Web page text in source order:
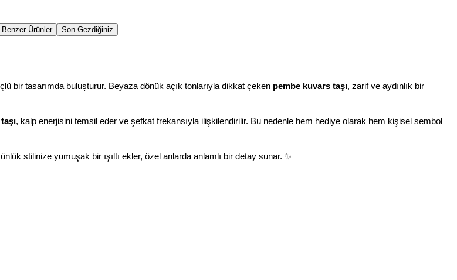
Benzer Ürünler Son Gezdiğiniz
bir tasarımda buluşturur. Beyaza dönük açık tonlarıyla dikkat çeken pembe kuvars taşı, zarif ve aydınlık bir
, kalp enerjisini temsil eder ve şefkat frekansıyla ilişkilendirilir. Bu nedenle hem hediye olarak hem kişisel sembol
stilinize yumuşak bir ışıltı ekler, özel anlarda anlamlı bir detay sunar. ✨